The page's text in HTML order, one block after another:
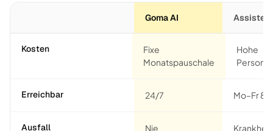
Goma AI Assistent
Kosten
Fixe
Monatspauschale
Hohe
Erreichbar 24/7 Mo–Fr
Ausfall Nie Krankheit